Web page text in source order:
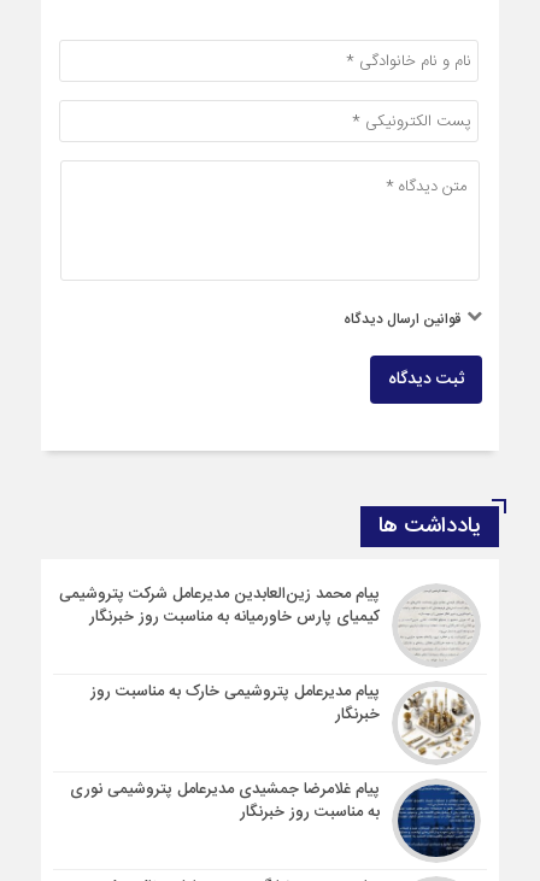
قوانین ارسال دیدگاه
ثبت دیدگاه
یادداشت ها
پیام محمد زین‌العابدین مدیرعامل شرکت پتروشیمی
کیمیای پارس خاورمیانه به مناسبت روز خبرنگار
پیام مدیرعامل پتروشیمی خارک به مناسبت روز
خبرنگار
پیام غلامرضا جمشیدی مدیرعامل پتروشیمی نوری
به مناسبت روز خبرنگار